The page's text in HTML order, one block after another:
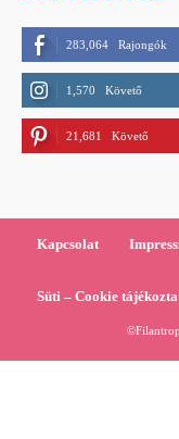
283,064 Rajongók
1,570 Követő
21,681 Követő
Kapcsolat
Süti – Cookie